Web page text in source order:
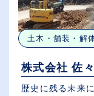
土木・舗装・解
株式会社 佐
歴史に残る未来